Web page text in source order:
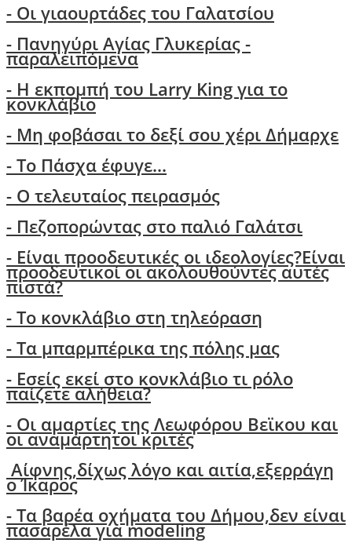
- Οι γιαουρτάδες του Γαλατσίου
- Πανηγύρι Αγίας Γλυκερίας -
παραλειπόμενα
- Η εκπομπή του Larry King για το
κονκλάβιο
- Μη φοβάσαι το δεξί σου χέρι Δήμαρχε
-Το Πάσχα έφυγε...
- Ο τελευταίος πειρασμός
- Πεζοπορώντας στο παλιό Γαλάτσι
- Είναι προοδευτικές οι ιδεολογίες?Είναι
προοδευτικοί οι ακολουθούντες αυτές
πιστά?
- Τo κονκλάβιο στη τηλεόραση
- Τα μπαρμπέρικα της πόλης μας
- Εσείς εκεί στο κονκλάβιο τι ρόλο
παίζετε αλήθεια?
- Οι αμαρτίες της Λεωφόρου Βεϊκου και
οι αναμάρτητοι κριτές
Αίφνης,δίχως λόγο και αιτία,εξερράγη
ο Ίκαρος
- Tα βαρέα οχήματα του Δήμου,δεν είναι
πασαρέλα για modeling